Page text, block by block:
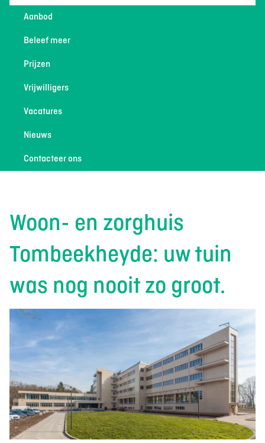
Aanbod
Beleef meer
Prijzen
Vrijwilligers
Vacatures
Nieuws
Contacteer ons
Woon- en zorghuis
Tombeekheyde: uw tuin
was nog nooit zo groot.